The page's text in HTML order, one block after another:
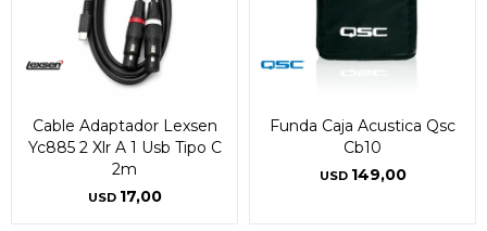
Cable Adaptador Lexsen
Yc885 2 Xlr A 1 Usb Tipo C
2m
USD 17,00
Funda Caja Acustica Qsc
Cb10
USD 149,00